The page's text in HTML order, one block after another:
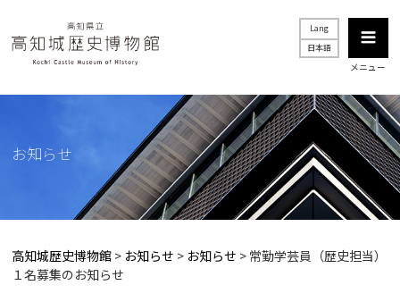
Lang
日本語
メニュー
お知らせ
高知城歴史博物館 > お知らせ > お知らせ > 常勤学芸員（歴史担当）
１名募集のお知らせ